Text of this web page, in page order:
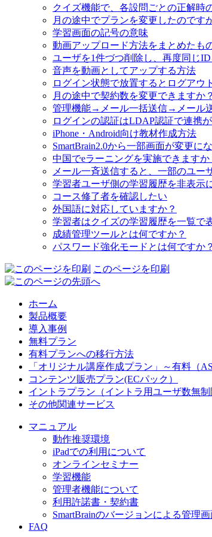
クイズ機能で、各設問ごとの正解時
月の途中でプランを変更したのです
学習画面の記号の意味
動画アップロード方法をまとめたも
ユーザを1件づつ削除し、再度同じ
音声を動画としてアップする方法
ログイン状態で放置するとログアウ
月の途中で契約数を変更できますか？
管理機能→メール一括送信→メール
ログインの認証はLDAP認証で連携
iPhone・Android向け教材作成方法
SmartBrain2.0から一部画面が変更に
中国でeラーニングを実施できますか
メール一斉送信すると、一部のユー
学習者ユーザ側の学習履歴を非表示
コース修了者を確認したい
外国語に対応していますか？
学習者はクイズの学習履歴を一覧で
成績管理ツールとは何ですか？
パスワード強化モードとは何ですか？
このページを印刷
ホーム
製品概要
導入事例
無料プラン
有料プランへの移行方法
「オリジナル講座作成プラン」～有料（
コンテンツ販売プラン(ECパック）
イントラプラン（イントラ用ユーザ数無制
その他関連サービス
マニュアル
動作推奨環境
iPadでの利用について
オンラインセミナー
学習機能
管理者機能について
利用許諾書・契約書
SmartBrainのバージョンによる管理
FAQ